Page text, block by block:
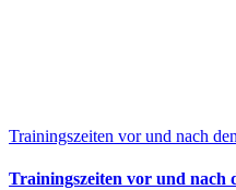
Trainingszeiten vor und nach
Trainingszeiten vor und nach